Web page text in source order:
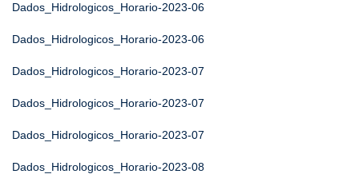
Dados_Hidrologicos_Horario-2023-06
Dados_Hidrologicos_Horario-2023-06
Dados_Hidrologicos_Horario-2023-07
Dados_Hidrologicos_Horario-2023-07
Dados_Hidrologicos_Horario-2023-07
Dados_Hidrologicos_Horario-2023-08